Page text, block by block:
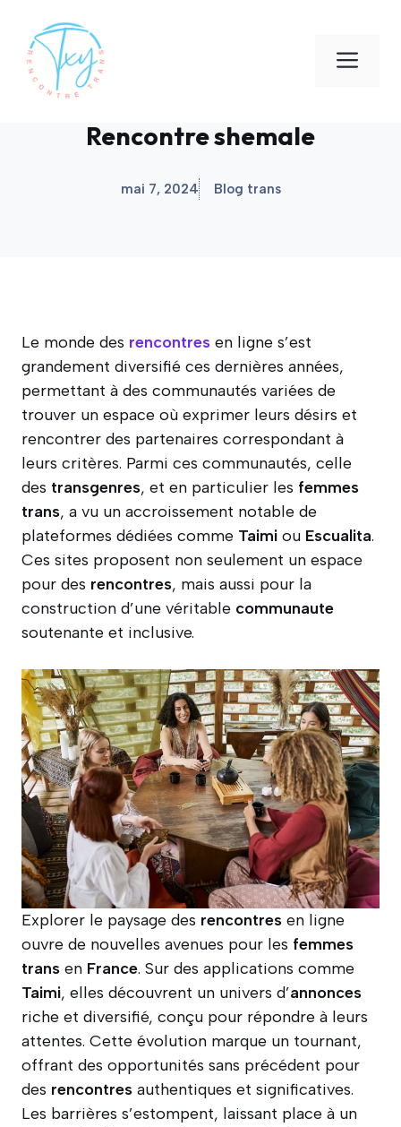
contenu
Rencontre shemale
mai 7, 2024 Blog trans
Le monde des rencontres en ligne s’est
grandement diversifié ces dernières années,
permettant à des communautés variées de
trouver un espace où exprimer leurs désirs et
rencontrer des partenaires correspondant à
leurs critères. Parmi ces communautés, celle
des transgenres, et en particulier les femmes
trans, a vu un accroissement notable de
plateformes dédiées comme Taimi ou Escualita.
Ces sites proposent non seulement un espace
pour des rencontres, mais aussi pour la
construction d’une véritable communaute
soutenante et inclusive.
Explorer le paysage des rencontres en ligne
ouvre de nouvelles avenues pour les femmes
trans en France. Sur des applications comme
Taimi, elles découvrent un univers d’annonces
riche et diversifié, conçu pour répondre à leurs
attentes. Cette évolution marque un tournant,
offrant des opportunités sans précédent pour
des rencontres authentiques et significatives.
Les barrières s’estompent, laissant place à un